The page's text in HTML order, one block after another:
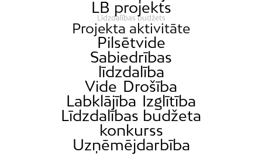
LB projekts
Līdzdalības budžets
Projekta aktivitāte
Pilsētvide
Sabiedrības
līdzdalība
Vide Drošība
Labklājība Izglītība
Līdzdalības budžeta
konkurss
Uzņēmējdarbība